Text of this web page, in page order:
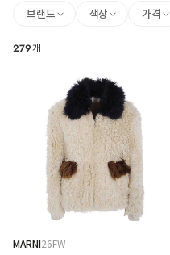
브랜드 색상 가격
279개
MARNI26FW